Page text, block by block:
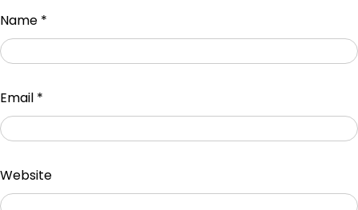
Name *
Email *
Website